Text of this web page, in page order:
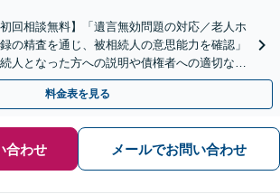
回相談無料】「遺言無効問題の対応／老人ホ
の精査を通じ、被相続人の意思能力を確認」
人となった方への説明や債権者への適切な対
ポート」【休日・夜間相談可】
料金表を見る
合わせ メールでお問い合わせ